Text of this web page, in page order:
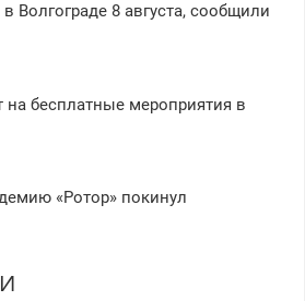
Волгограде 8 августа, сообщили
на бесплатные мероприятия в
«Ротор» покинул